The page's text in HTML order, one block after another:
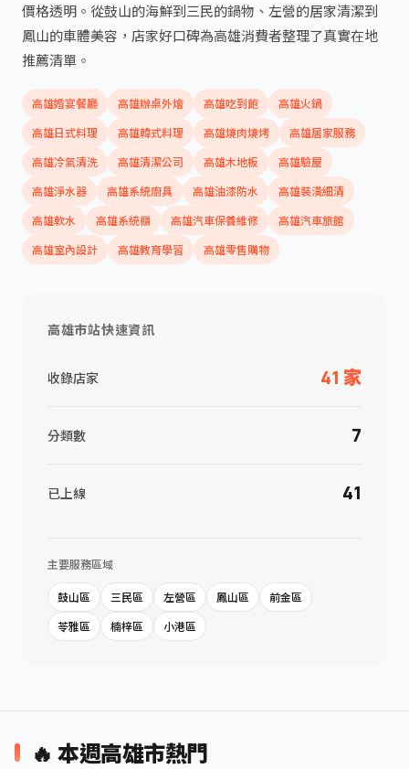
價格透明。從鼓山的海鮮到三民的鍋物、左營的居家清潔到
鳳山的車體美容，店家好口碑為高雄消費者整理了真實在地
推薦清單。
高雄婚宴餐廳 高雄辦桌外燴 高雄吃到飽
高雄火鍋
高雄日式料理
高雄韓式料理 高雄燒肉燒烤
高雄居家服務
高雄冷氣清洗
高雄清潔公司 高雄木地板
高雄驗屋
高雄淨水器
高雄系統廚具 高雄油漆防水
高雄裝潢細清
高雄軟水
高雄系統櫃 高雄汽車保養維修
高雄汽車旅館
高雄室內設計
高雄教育學習 高雄零售購物
高雄市站快速資訊
收錄店家 41 家
分類數 7
已上線 41
主要服務區域
鼓山區 三民區 左營區 鳳山區
前金區
苓雅區
楠梓區 小港區
🔥 本週高雄市熱門